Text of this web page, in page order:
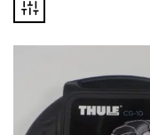
Maniglie
Noleggio
Disponibile